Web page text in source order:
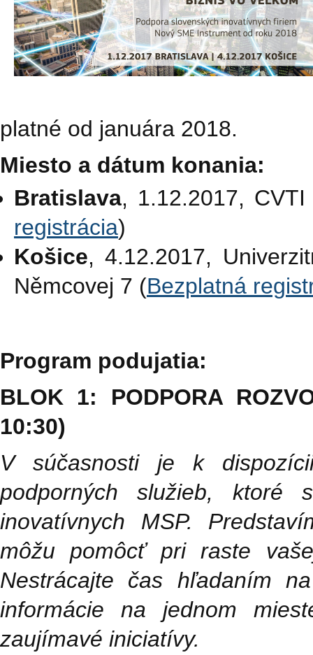
platné od januára 2018.
Miesto a dátum konania:
Bratislava, 1.12.2017,
registrácia)
Košice, 4.12.2017,
Němcovej 7 (Bezplatná
Program podujatia:
BLOK 1: PODPORA
10:30)
V súčasnosti je k
podporných služieb, ktoré
inovatívnych MSP.
môžu pomôcť pri raste
Nestrácajte čas hľadaním
informácie na jednom
zaujímavé iniciatívy.